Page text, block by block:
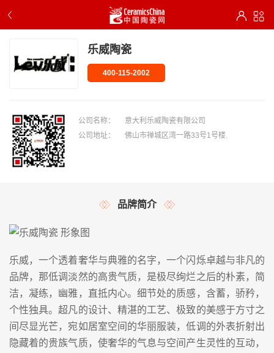
乐威陶瓷
400-115-2002
公司名称：
意大利乐威陶瓷有限公司
公司地址：
佛山市禅城区湾一路33号1号楼.
品牌简介
乐威，一个透着奢华与典雅的名字，一个闪烁卓越与非凡的
品牌，那低调淡然的高贵气质，是极尽绚烂之后的朴素，简
洁，凝练，幽雅，直抵内心。细节处的质感，含蓄，骄矜，
个性独具。超凡的设计、精湛的工艺、极致的美感于方寸之
间尽显光芒，宛如居室空间的华丽服装，低调的外表折射出
隐藏着的贵族气质，使奢华的气息与空间产生灵性的互动，